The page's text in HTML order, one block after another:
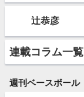
辻恭彦
連載コラム一覧
週刊ベースボール